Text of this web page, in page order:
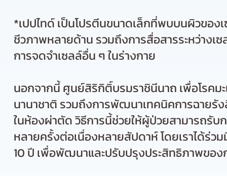
*เปปไทด์ เป็นโปรตีนขนาดเล็กที่พบบนผิวขอ
ชีวภาพหลายด้าน รวมถึงการสื่อสารระหว่างเ
การจดจำเซลล์อื่น ๆ ในร่างกาย
นอกจากนี้ ศูนย์สิริกิติ์บรมราชินีนาถ เพื่อโรคม
นานาชาติ รวมถึงการพัฒนาเทคนิคการฉายรั
ในห้องผ่าตัด วิธีการนี้ช่วยให้ผู้ป่วยสามารถรับ
หลายครั้งต่อเนื่องหลายสัปดาห์โดยเราได้ร่
10 ปี เพื่อพัฒนาและปรับปรุงประสิทธิภาพของ